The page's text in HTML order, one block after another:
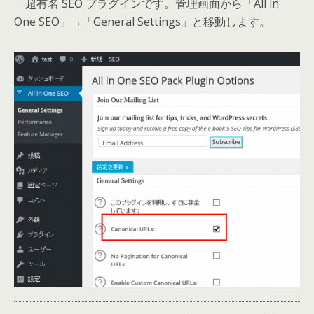
超有名 SEO プラグインです。管理画面から「All in
One SEO」→「General Settings」と移動します。